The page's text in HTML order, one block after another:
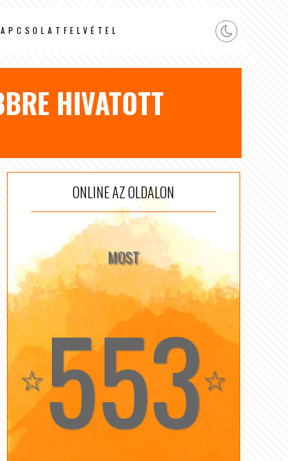
HIVATOTT
ONLINE AZ OLDALON
MOST
☆553☆